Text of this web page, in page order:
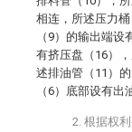
相连，所述压力
（9）的输出端
有挤压盘（16）
述排油管（11）
（6）底部设有出
2. 根据权